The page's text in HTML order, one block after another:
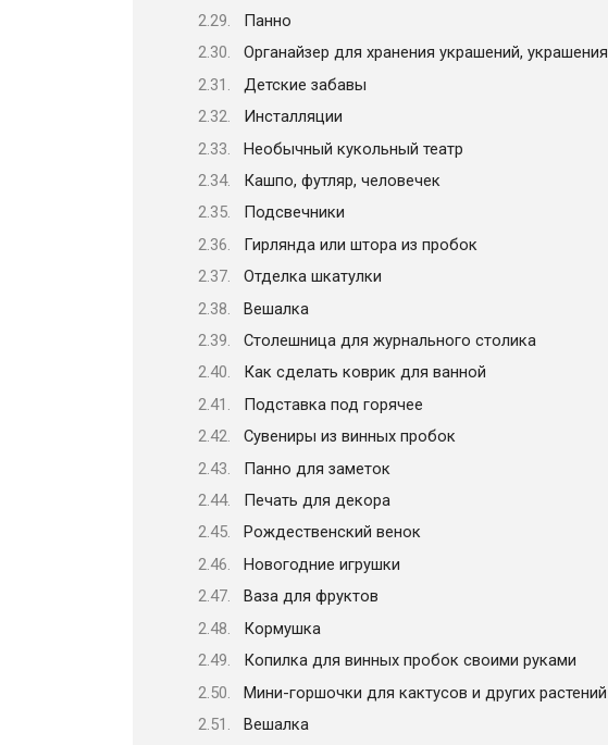
Панно
Органайзер для хранения украшений, украшения
Детские забавы
Инсталляции
Необычный кукольный театр
Кашпо, футляр, человечек
Подсвечники
Гирлянда или штора из пробок
Отделка шкатулки
Вешалка
Столешница для журнального столика
Как сделать коврик для ванной
Подставка под горячее
Сувениры из винных пробок
Панно для заметок
Печать для декора
Рождественский венок
Новогодние игрушки
Ваза для фруктов
Кормушка
Копилка для винных пробок своими руками
Мини-горшочки для кактусов и других растений
Вешалка